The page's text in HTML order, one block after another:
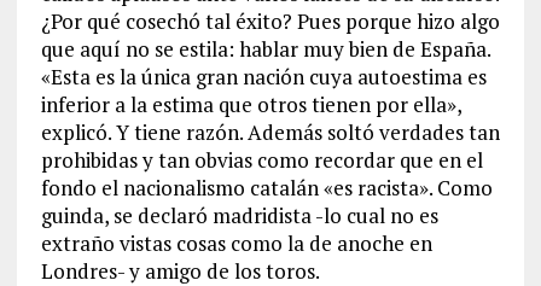
¿Por qué cosechó tal éxito? Pues porque hizo algo
que aquí no se estila: hablar muy bien de España.
«Esta es la única gran nación cuya autoestima es
inferior a la estima que otros tienen por ella»,
explicó. Y tiene razón. Además soltó verdades tan
prohibidas y tan obvias como recordar que en el
fondo el nacionalismo catalán «es racista». Como
guinda, se declaró madridista -lo cual no es
extraño vistas cosas como la de anoche en
Londres- y amigo de los toros.